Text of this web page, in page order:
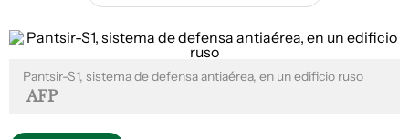
Pantsir-S1, sistema de defensa antiaérea, en un edificio ruso
AFP